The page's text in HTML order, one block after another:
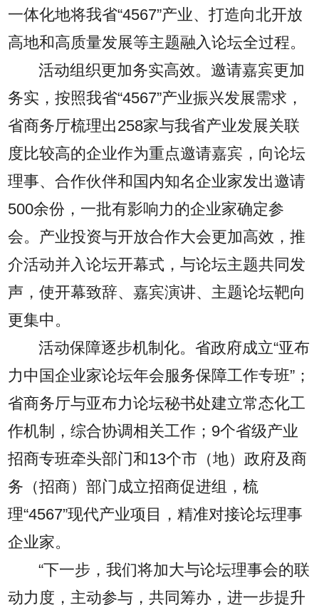
一体化地将我省“4567”产业、打造向北开放
高地和高质量发展等主题融入论坛全过程。
活动组织更加务实高效。邀请嘉宾更加
务实，按照我省“4567”产业振兴发展需求，
省商务厅梳理出258家与我省产业发展关联
度比较高的企业作为重点邀请嘉宾，向论坛
理事、合作伙伴和国内知名企业家发出邀请
500余份，一批有影响力的企业家确定参
会。产业投资与开放合作大会更加高效，推
介活动并入论坛开幕式，与论坛主题共同发
声，使开幕致辞、嘉宾演讲、主题论坛靶向
更集中。
活动保障逐步机制化。省政府成立“亚布
力中国企业家论坛年会服务保障工作专班”；
省商务厅与亚布力论坛秘书处建立常态化工
作机制，综合协调相关工作；9个省级产业
招商专班牵头部门和13个市（地）政府及商
务（招商）部门成立招商促进组，梳
理“4567”现代产业项目，精准对接论坛理事
企业家。
“下一步，我们将加大与论坛理事会的联
动力度，主动参与，共同筹办，进一步提升